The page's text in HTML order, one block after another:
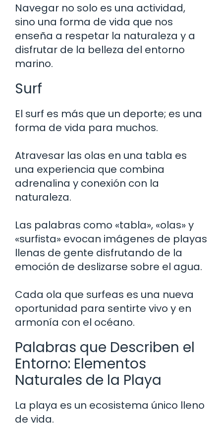
Navegar no solo es una actividad,
sino una forma de vida que nos
enseña a respetar la naturaleza y a
disfrutar de la belleza del entorno
marino.
Surf
El surf es más que un deporte; es una
forma de vida para muchos.
Atravesar las olas en una tabla es
una experiencia que combina
adrenalina y conexión con la
naturaleza.
Las palabras como «tabla», «olas» y
«surfista» evocan imágenes de playas
llenas de gente disfrutando de la
emoción de deslizarse sobre el agua.
Cada ola que surfeas es una nueva
oportunidad para sentirte vivo y en
armonía con el océano.
Palabras que Describen el
Entorno: Elementos
Naturales de la Playa
La playa es un ecosistema único lleno
de vida.